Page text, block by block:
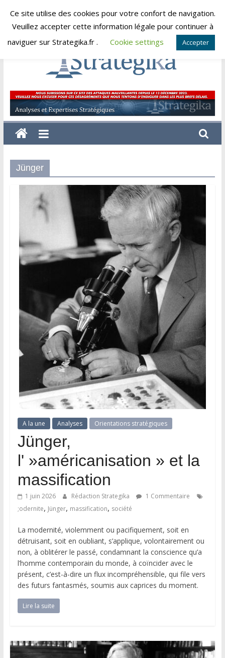
Skip
samedi, août 8, 2026
Strategika
Expertise
et
Analyses
Jünger
A la une Analyses Orientations stratégiques
Jünger,
l' »américanisation » et la
massification
1 juin 2026 Rédaction Strategika
1 Commentaire
;odernite, Jünger, massification, société
La modernité, violemment ou pacifiquement, soit en
détruisant, soit en oubliant, s’applique, volontairement ou
non, à oblitérer le passé, condamnant la conscience qu’a
l’homme contemporain du monde, à coïncider avec le
présent, c’est-à-dire un flux incompréhensible, qui file vers
des futurs fantasmés, soumis aux caprices du moment.
Lire la suite
Ce site utilise des cookies pour votre confort de navigation.
Veuillez accepter cette information légale pour continuer à
naviguer sur Strategika.fr .
Cookie settings Accepter